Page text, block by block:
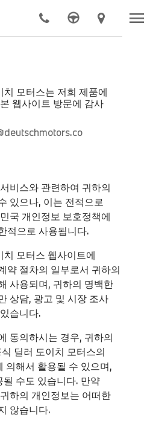
menu
모터스는 저희 제품에
웹사이트 방문에 감사
비스와 관련하여 귀하의
있으나, 이는 전적으로
국 개인정보 보호정책에
적으로 사용됩니다.
모터스 웹사이트에
약 절차의 일부로서 귀하의
사용되며, 귀하의 명백한
상담, 광고 및 시장 조사
습니다.
동의하시는 경우, 귀하의
딜러 도이치 모터스의
의해서 활용될 수 있으며,
수도 있습니다. 만약
하의 개인정보는 어떠한
않습니다.